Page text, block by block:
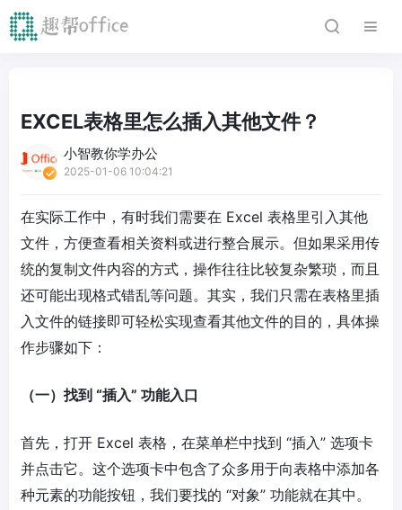
EXCEL表格里怎么插入其他文件？
小智教你学办公
2025-01-06 10:04:21
在实际工作中，有时我们需要在 Excel 表格里引入其他
文件，方便查看相关资料或进行整合展示。但如果采用传
统的复制文件内容的方式，操作往往比较复杂繁琐，而且
还可能出现格式错乱等问题。其实，我们只需在表格里插
入文件的链接即可轻松实现查看其他文件的目的，具体操
作步骤如下：
（一）找到 “插入” 功能入口
首先，打开 Excel 表格，在菜单栏中找到 “插入” 选项卡
并点击它。这个选项卡中包含了众多用于向表格中添加各
种元素的功能按钮，我们要找的 “对象” 功能就在其中。